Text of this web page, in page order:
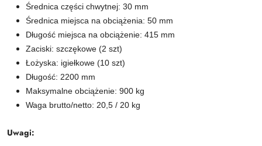
Średnica części chwytnej: 30 mm
Średnica miejsca na obciążenia: 50 mm
Długość miejsca na obciążenie: 415 mm
Zaciski: szczękowe (2 szt)
Łożyska: igiełkowe (10 szt)
Długość: 2200 mm
Maksymalne obciążenie: 900 kg
Waga brutto/netto: 20,5 / 20 kg
Uwagi: